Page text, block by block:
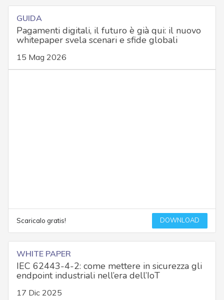
GUIDA
Pagamenti digitali, il futuro è già qui: il nuovo
whitepaper svela scenari e sfide globali
15 Mag 2026
Scaricalo gratis! DOWNLOAD
WHITE PAPER
IEC 62443-4-2: come mettere in sicurezza gli
endpoint industriali nell’era dell’IoT
17 Dic 2025